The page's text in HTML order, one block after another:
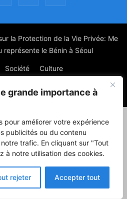
grande importance à
pour améliorer votre expérience
publicités ou du contenu
trafic. En cliquant sur "Tout
à notre utilisation des cookies.
rejeter Accepter tout
la Protection de la Vie Privée: Me
représente le Bénin à Séoul
Société Culture
Francophone